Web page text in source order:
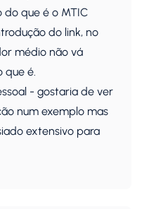
do que é o MTIC
do link, no
médio não vá
que é.
- gostaria de ver
num exemplo mas
extensivo para